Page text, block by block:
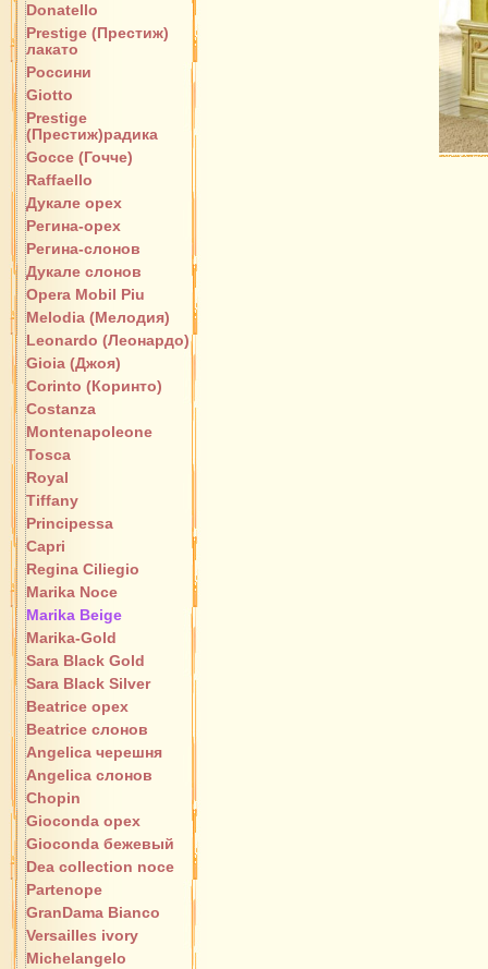
Donatello
Prestige (Престиж)
лакато
Россини
Giotto
Prestige
(Престиж)радика
Gocce (Гочче)
Raffaello
Дукале орех
Регина-орех
Регина-слонов
Дукале слонов
Opera Mobil Piu
Melodia (Мелодия)
Leonardo (Леонардо)
Gioia (Джоя)
Corinto (Коринто)
Costanza
Montenapoleone
Tosca
Royal
Tiffany
Principessa
Capri
Regina Ciliegio
Marika Noce
Marika Beige
Marika-Gold
Sara Black Gold
Sara Black Silver
Beatrice орех
Beatrice слонов
Angelica черешня
Angelica слонов
Chopin
Gioconda орех
Gioconda бежевый
Dea collection noce
Partenope
GranDama Bianco
Versailles ivory
Michelangelo